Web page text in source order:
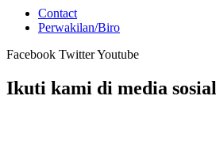
Contact
Perwakilan/Biro
Facebook TwitterYoutube
Ikuti kami di media sosial